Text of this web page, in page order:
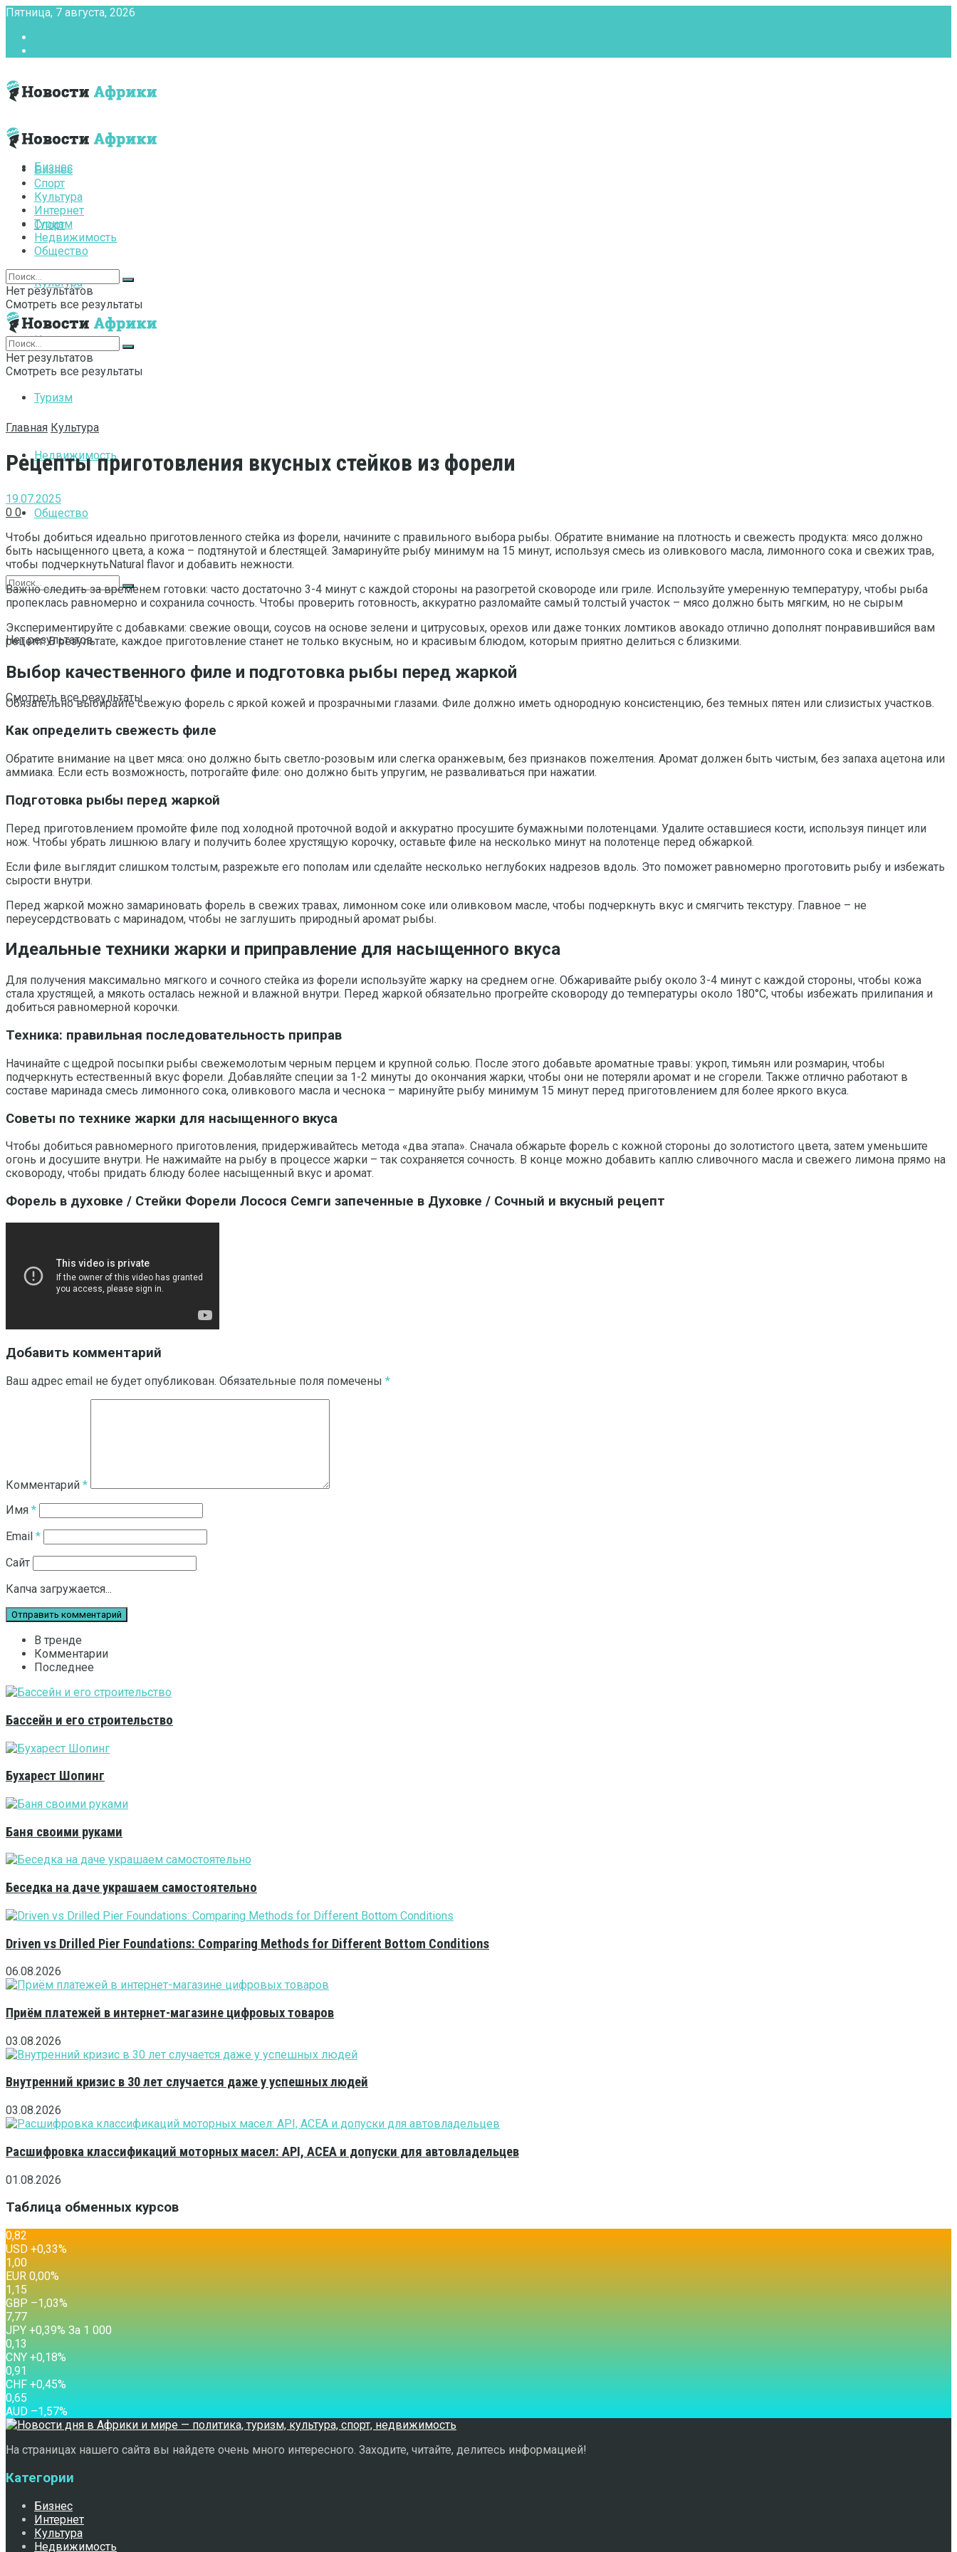
Пятница, 7 августа, 2026
Бизнес
Спорт
Культура
Интернет
Туризм
Недвижимость
Общество
Нет результатов
Смотреть все результаты
Бизнес
Спорт
Культура
Интернет
Туризм
Недвижимость
Общество
Нет результатов
Смотреть все результаты
Нет результатов
Смотреть все результаты
Главная Культура
Рецепты приготовления вкусных стейков из форели
19.07.2025
0 0
Чтобы добиться идеально приготовленного стейка из форели, начините с правильного выбора рыбы. Обратите внимание на плотность и свежесть продукта: мясо должно
быть насыщенного цвета, а кожа – подтянутой и блестящей. Замаринуйте рыбу минимум на 15 минут, используя смесь из оливкового масла, лимонного сока и свежих трав,
чтобы подчеркнутьNatural flavor и добавить нежности.
Важно следить за временем готовки: часто достаточно 3-4 минут с каждой стороны на разогретой сковороде или гриле. Используйте умеренную температуру, чтобы рыба
пропеклась равномерно и сохранила сочность. Чтобы проверить готовность, аккуратно разломайте самый толстый участок – мясо должно быть мягким, но не сырым
Экспериментируйте с добавками: свежие овощи, соусов на основе зелени и цитрусовых, орехов или даже тонких ломтиков авокадо отлично дополнят понравившийся вам
рецепт. В результате, каждое приготовление станет не только вкусным, но и красивым блюдом, которым приятно делиться с близкими.
Выбор качественного филе и подготовка рыбы перед жаркой
Обязательно выбирайте свежую форель с яркой кожей и прозрачными глазами. Филе должно иметь однородную консистенцию, без темных пятен или слизистых участков.
Как определить свежесть филе
Обратите внимание на цвет мяса: оно должно быть светло-розовым или слегка оранжевым, без признаков пожелтения. Аромат должен быть чистым, без запаха ацетона или
аммиака. Если есть возможность, потрогайте филе: оно должно быть упругим, не разваливаться при нажатии.
Подготовка рыбы перед жаркой
Перед приготовлением промойте филе под холодной проточной водой и аккуратно просушите бумажными полотенцами. Удалите оставшиеся кости, используя пинцет или
нож. Чтобы убрать лишнюю влагу и получить более хрустящую корочку, оставьте филе на несколько минут на полотенце перед обжаркой.
Если филе выглядит слишком толстым, разрежьте его пополам или сделайте несколько неглубоких надрезов вдоль. Это поможет равномерно проготовить рыбу и избежать
сырости внутри.
Перед жаркой можно замариновать форель в свежих травах, лимонном соке или оливковом масле, чтобы подчеркнуть вкус и смягчить текстуру. Главное – не
переусердствовать с маринадом, чтобы не заглушить природный аромат рыбы.
Идеальные техники жарки и приправление для насыщенного вкуса
Для получения максимально мягкого и сочного стейка из форели используйте жарку на среднем огне. Обжаривайте рыбу около 3-4 минут с каждой стороны, чтобы кожа
стала хрустящей, а мякоть осталась нежной и влажной внутри. Перед жаркой обязательно прогрейте сковороду до температуры около 180°C, чтобы избежать прилипания и
добиться равномерной корочки.
Техника: правильная последовательность приправ
Начинайте с щедрой посыпки рыбы свежемолотым черным перцем и крупной солью. После этого добавьте ароматные травы: укроп, тимьян или розмарин, чтобы
подчеркнуть естественный вкус форели. Добавляйте специи за 1-2 минуты до окончания жарки, чтобы они не потеряли аромат и не сгорели. Также отлично работают в
составе маринада смесь лимонного сока, оливкового масла и чеснока – маринуйте рыбу минимум 15 минут перед приготовлением для более яркого вкуса.
Советы по технике жарки для насыщенного вкуса
Чтобы добиться равномерного приготовления, придерживайтесь метода «два этапа». Сначала обжарьте форель с кожной стороны до золотистого цвета, затем уменьшите
огонь и досушите внутри. Не нажимайте на рыбу в процессе жарки – так сохраняется сочность. В конце можно добавить каплю сливочного масла и свежего лимона прямо на
сковороду, чтобы придать блюду более насыщенный вкус и аромат.
Форель в духовке / Стейки Форели Лосося Семги запеченные в Духовке / Сочный и вкусный рецепт
Добавить комментарий
Ваш адрес email не будет опубликован. Обязательные поля помечены *
Комментарий *
Имя *
Email *
Сайт
Капча загружается...
В тренде
Комментарии
Последнее
Бассейн и его строительство
Бухарест Шопинг
Баня своими руками
Беседка на даче украшаем самостоятельно
Driven vs Drilled Pier Foundations: Comparing Methods for Different Bottom Conditions
06.08.2026
Приём платежей в интернет-магазине цифровых товаров
03.08.2026
Внутренний кризис в 30 лет случается даже у успешных людей
03.08.2026
Расшифровка классификаций моторных масел: API, ACEA и допуски для автовладельцев
01.08.2026
Таблица обменных курсов
0,82
USD +0,33%
1,00
EUR 0,00%
1,15
GBP –1,03%
7,77
JPY +0,39% За 1 000
0,13
CNY +0,18%
0,91
CHF +0,45%
0,65
AUD –1,57%
На страницах нашего сайта вы найдете очень много интересного. Заходите, читайте, делитесь информацией!
Категории
Бизнес
Интернет
Культура
Недвижимость